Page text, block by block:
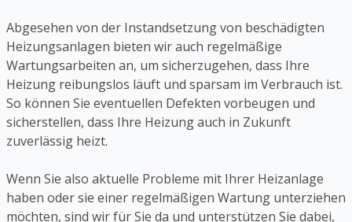
Abgesehen von der Instandsetzung von beschädigten
Heizungsanlagen bieten wir auch regelmäßige
Wartungsarbeiten an, um sicherzugehen, dass Ihre
Heizung reibungslos läuft und sparsam im Verbrauch ist.
So können Sie eventuellen Defekten vorbeugen und
sicherstellen, dass Ihre Heizung auch in Zukunft
zuverlässig heizt.
Wenn Sie also aktuelle Probleme mit Ihrer Heizanlage
haben oder sie einer regelmäßigen Wartung unterziehen
möchten, sind wir für Sie da und unterstützen Sie dabei,